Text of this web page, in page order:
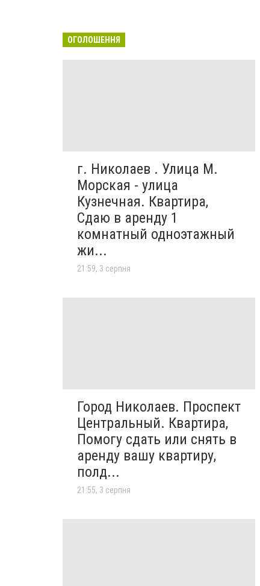
ОГОЛОШЕННЯ
г. Николаев . Улица М.
Морская - улица
Кузнечная. Квартира,
Сдаю в аренду 1
комнатный одноэтажный
жи...
21:59, 3 серпня
Город Николаев. Проспект
Центральный. Квартира,
Помогу сдать или снять в
аренду вашу квартиру,
полд...
21:55, 3 серпня